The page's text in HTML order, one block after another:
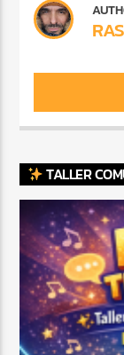
TALLER